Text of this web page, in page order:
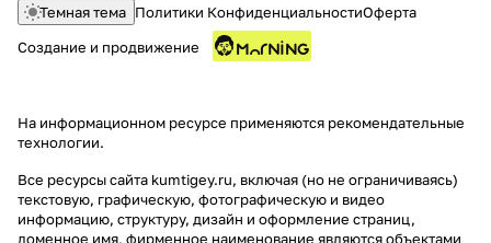
Темная тема Политики КонфиденциальностиОферта
Создание и продвижение
На информационном ресурсе применяются рекомендательные
технологии.
Все ресурсы сайта kumtigey.ru, включая (но не ограничиваясь)
текстовую, графическую, фотографическую и видео
информацию, структуру, дизайн и оформление страниц,
доменное имя, фирменное наименование являются объектами